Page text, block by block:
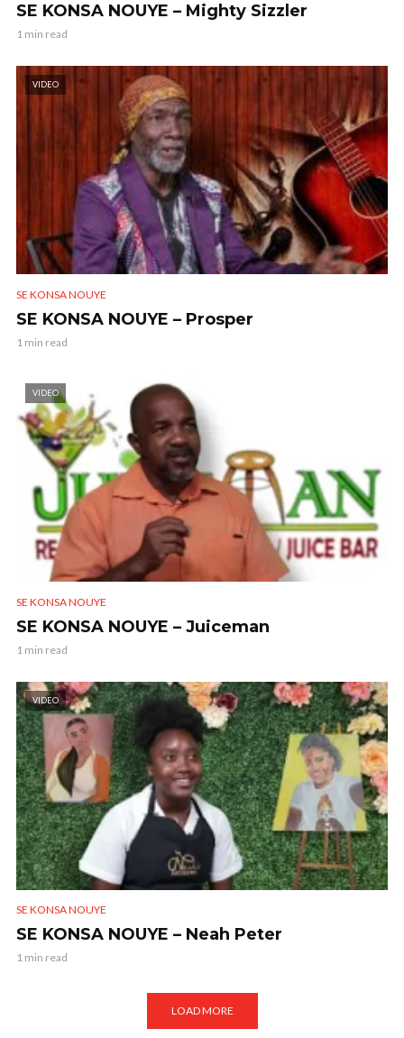
SE KONSA NOUYE – Mighty Sizzler
1 min read
VIDEO
SE KONSA NOUYE
SE KONSA NOUYE – Prosper
1 min read
VIDEO
SE KONSA NOUYE
SE KONSA NOUYE – Juiceman
1 min read
VIDEO
SE KONSA NOUYE
SE KONSA NOUYE – Neah Peter
1 min read
LOAD MORE